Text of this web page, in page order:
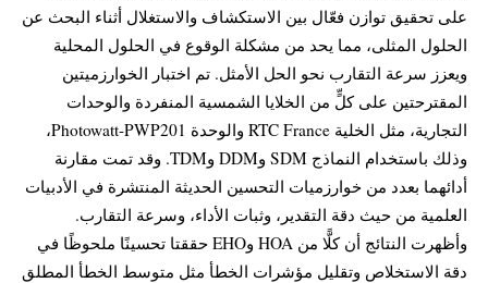
على تحقيق توازن فعّال بين الاستكشاف والاستغلال أثناء البحث عن
الحلول المثلى، مما يحد من مشكلة الوقوع في الحلول المحلية
ويعزز سرعة التقارب نحو الحل الأمثل. تم اختبار الخوارزميتين
المقترحتين على كلٍّ من الخلايا الشمسية المنفردة والوحدات
التجارية، مثل الخلية RTC France والوحدة Photowatt-PWP201،
وذلك باستخدام النماذج SDM وDDM وTDM. وقد تمت مقارنة
أدائهما بعدد من خوارزميات التحسين الحديثة المنتشرة في الأدبيات
العلمية من حيث دقة التقدير، وثبات الأداء، وسرعة التقارب.
وأظهرت النتائج أن كلًّا من HOA وEHO حققتا تحسينًا ملحوظًا في
دقة الاستخلاص وتقليل مؤشرات الخطأ مثل متوسط الخطأ المطلق